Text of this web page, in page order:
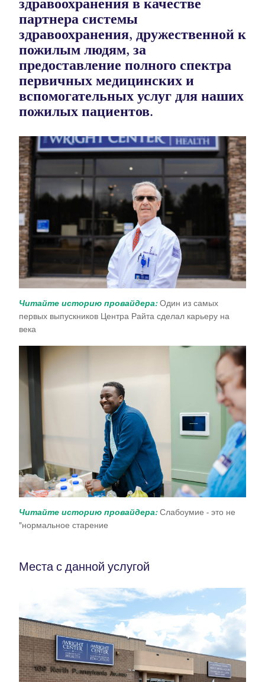
здравоохранения в качестве
партнера системы
здравоохранения, дружественной к
пожилым людям, за
предоставление полного спектра
первичных медицинских и
вспомогательных услуг для наших
пожилых пациентов.
Читайте историю провайдера:Один из самых
первых выпускников Центра Райта сделал карьеру на
века
Читайте историю провайдера:Слабоумие - это не
"нормальное старение
Места с данной услугой